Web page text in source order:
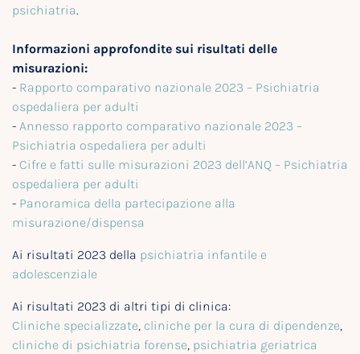
psichiatria.
Informazioni approfondite sui risultati delle
misurazioni:
- Rapporto comparativo nazionale 2023 – Psichiatria
ospedaliera per adulti
- Annesso rapporto comparativo nazionale 2023 –
Psichiatria ospedaliera per adulti
- Cifre e fatti sulle misurazioni 2023 dell’ANQ – Psichiatria
ospedaliera per adulti
- Panoramica della partecipazione alla
misurazione/dispensa
Ai risultati 2023 della psichiatria infantile e
adolescenziale
Ai risultati 2023 di altri tipi di clinica:
Cliniche specializzate, cliniche per la cura di dipendenze,
cliniche di psichiatria forense, psichiatria geriatrica